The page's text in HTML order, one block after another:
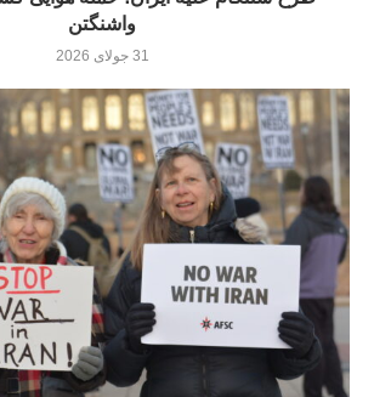
واشنگتن
31 جولای 2026